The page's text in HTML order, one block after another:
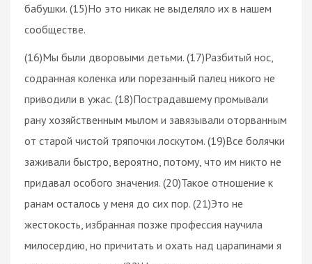
бабушки. (15)Но это никак не выделяло их в нашем
сообществе.
(16)Мы были дворовыми детьми. (17)Разбитый нос,
содранная коленка или порезанный палец никого не
приводили в ужас. (18)Пострадавшему промывали
рану хозяйственным мылом и завязывали оторванным
от старой чистой тряпочки лоскутом. (19)Все болячки
заживали быстро, вероятно, потому, что им никто не
придавал особого значения. (20)Такое отношение к
ранам осталось у меня до сих пор. (21)Это не
жестокость, избранная позже профессия научила
милосердию, но причитать и охать над царапинами я